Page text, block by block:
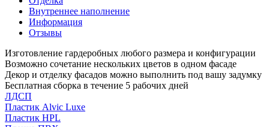
Внутреннее наполнение
Информация
Отзывы
Изготовление гардеробных любого размера и конфигурации
Возможно сочетание нескольких цветов в одном фасаде
Декор и отделку фасадов можно выполнить под вашу задумку
Бесплатная сборка в течение 5 рабочих дней
ЛДСП
Пластик Alvic Luxe
Пластик HPL